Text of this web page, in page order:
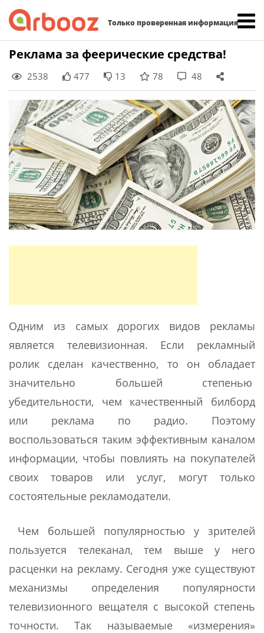
Только проверенная информация
Skip
content
Реклама за феерические средства!
2538 477 13 78 48
Одним из самых дорогих видов рекламы
является телевизионная. Если рекламный
ролик сделан качественно, то он обладает
значительно большей степенью
убедительности, чем качественный билборд
или реклама по радио. Поэтому
воспользоваться таким эффективным каналом
информации, чтобы повлиять на покупателей
своих товаров или услуг, могут только
состоятельные рекламодатели.
Чем большей популярностью у зрителей
пользуется телеканал, тем выше у него
расценки на рекламу. Сегодня уже существуют
механизмы определения популярности
телевизионного вещателя с высокой степень
точности. Так называемые «измерения»
Найти: